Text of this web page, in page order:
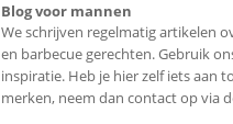
Blog voor mannen
We schrijven regelmatig artikelen
en barbecue gerechten. Gebruik
inspiratie. Heb je hier zelf iets aan
merken, neem dan contact op via